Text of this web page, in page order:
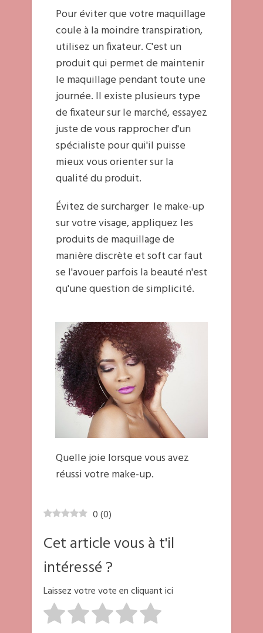
Pour éviter que votre maquillage
coule à la moindre transpiration,
utilisez un fixateur. C'est un
produit qui permet de maintenir
le maquillage pendant toute une
journée. Il existe plusieurs type
de fixateur sur le marché, essayez
juste de vous rapprocher d'un
spécialiste pour qui'il puisse
mieux vous orienter sur la
qualité du produit.
Évitez de surcharger le make-up
sur votre visage, appliquez les
produits de maquillage de
manière discrète et soft car faut
se l'avouer parfois la beauté n'est
qu'une question de simplicité.
Quelle joie lorsque vous avez
réussi votre make-up.
0(0)
Cet article vous à t'il
intéressé ?
Laissez votre vote en cliquant ici